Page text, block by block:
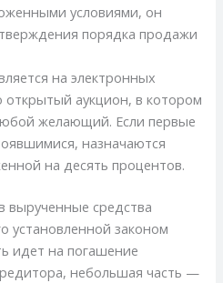
условиями, он
порядка продажи
на электронных
открытый аукцион, в котором
желающий. Если первые
назначаются
на десять процентов.
вырученные средства
установленной законом
идет на погашение
небольшая часть —